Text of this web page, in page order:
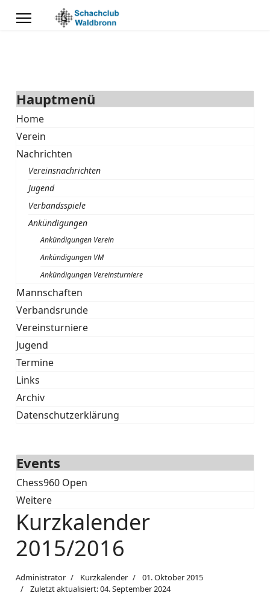
Hauptmenü
Home
Verein
Nachrichten
Vereinsnachrichten
Jugend
Verbandsspiele
Ankündigungen
Ankündigungen Verein
Ankündigungen VM
Ankündigungen Vereinsturniere
Mannschaften
Verbandsrunde
Vereinsturniere
Jugend
Termine
Links
Archiv
Datenschutzerklärung
Events
Chess960 Open
Weitere
Kurzkalender
2015/2016
Administrator Kurzkalender
01. Oktober 2015
Zuletzt aktualisiert: 04. September 2024